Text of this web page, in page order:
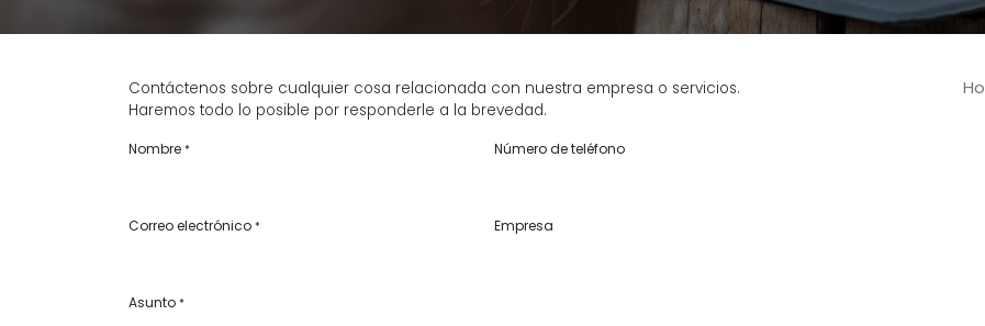
Contáctenos sobre cualquier cosa relacionada con nuestra empresa o servicios.
Haremos todo lo posible por responderle a la brevedad.
Nombre * Número de teléfono
Correo electrónico * Empresa
Asunto *